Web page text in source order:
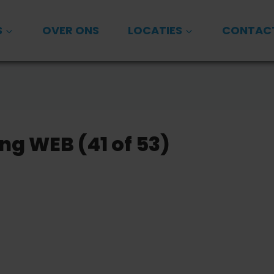
OVER ONS LOCATIES
WEB (41 of 53)